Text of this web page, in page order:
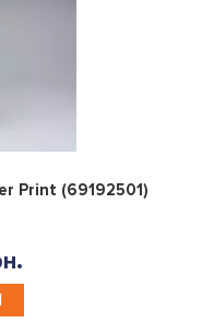
0
Print (69192501)